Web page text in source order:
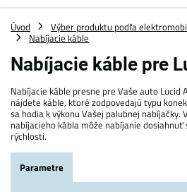
Úvod Výber produktu podľa
Nabíjacie káble
Nabíjacie káble pre
Nabíjacie káble presne pre Vaše auto Lucid
nájdete káble, ktoré zodpovedajú typu
sa hodia k výkonu Vašej palubnej nabíjačky.
nabíjacieho kábla môže nabíjanie
rýchlosti.
Parametre